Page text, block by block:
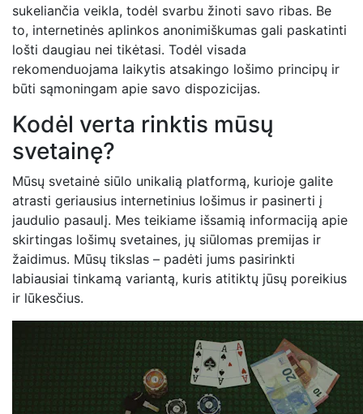
sukeliančia veikla, todėl svarbu žinoti savo ribas. Be
to, internetinės aplinkos anonimiškumas gali paskatinti
lošti daugiau nei tikėtasi. Todėl visada
rekomenduojama laikytis atsakingo lošimo principų ir
būti sąmoningam apie savo dispozicijas.
Kodėl verta rinktis mūsų
svetainę?
Mūsų svetainė siūlo unikalią platformą, kurioje galite
atrasti geriausius internetinius lošimus ir pasinerti į
jaudulio pasaulį. Mes teikiame išsamią informaciją apie
skirtingas lošimų svetaines, jų siūlomas premijas ir
žaidimus. Mūsų tikslas – padėti jums pasirinkti
labiausiai tinkamą variantą, kuris atitiktų jūsų poreikius
ir lūkesčius.